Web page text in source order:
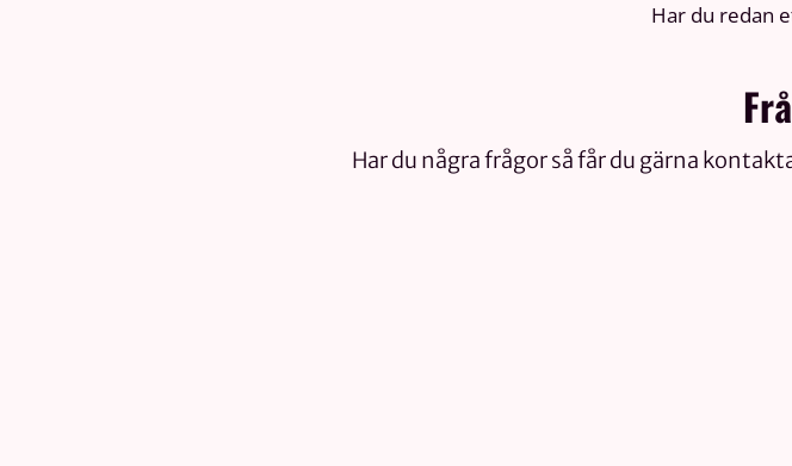
Har du redan
Har du några frågor så får du gärna